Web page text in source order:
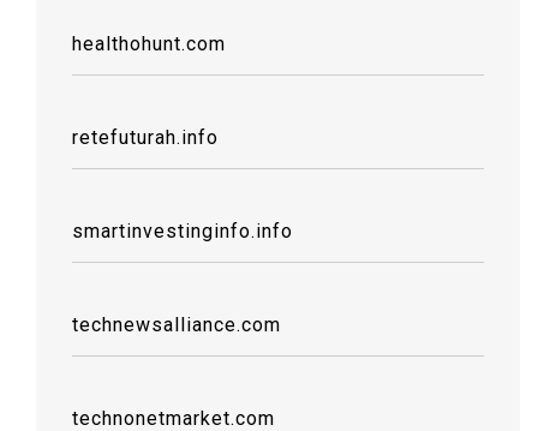
healthohunt.com
retefuturah.info
smartinvestinginfo.info
technewsalliance.com
technonetmarket.com